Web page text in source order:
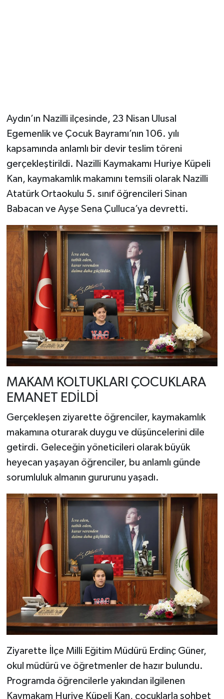
Aydın’ın Nazilli ilçesinde, 23 Nisan Ulusal
Egemenlik ve Çocuk Bayramı’nın 106. yılı
kapsamında anlamlı bir devir teslim töreni
gerçekleştirildi. Nazilli Kaymakamı Huriye Küpeli
Kan, kaymakamlık makamını temsili olarak Nazilli
Atatürk Ortaokulu 5. sınıf öğrencileri Sinan
Babacan ve Ayşe Sena Çulluca’ya devretti.
MAKAM KOLTUKLARI ÇOCUKLARA
EMANET EDİLDİ
Gerçekleşen ziyarette öğrenciler, kaymakamlık
makamına oturarak duygu ve düşüncelerini dile
getirdi. Geleceğin yöneticileri olarak büyük
heyecan yaşayan öğrenciler, bu anlamlı günde
sorumluluk almanın gururunu yaşadı.
Ziyarette İlçe Milli Eğitim Müdürü Erdinç Güner,
okul müdürü ve öğretmenler de hazır bulundu.
Programda öğrencilerle yakından ilgilenen
Kaymakam Huriye Küpeli Kan, çocuklarla sohbet